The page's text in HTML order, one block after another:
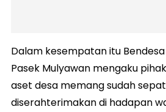
Dalam kesempatan itu
Pasek Mulyawan mengaku
aset desa memang sudah
diserahterimakan di hadapan